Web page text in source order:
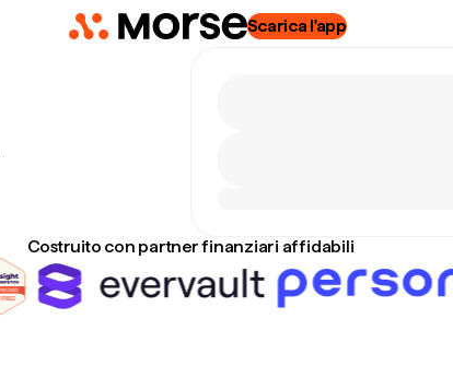
Scarica l'app
Costruito con partner finanziari affidabili